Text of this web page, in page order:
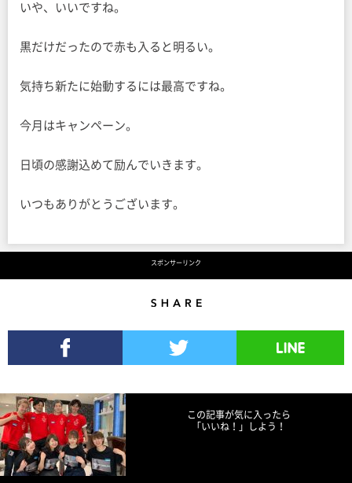
いや、いいですね。
黒だけだったので赤も入ると明るい。
気持ち新たに始動するには最高ですね。
今月はキャンペーン。
日頃の感謝込めて励んでいきます。
いつもありがとうございます。
スポンサーリンク
この記事が気に入ったら
「いいね！」しよう！